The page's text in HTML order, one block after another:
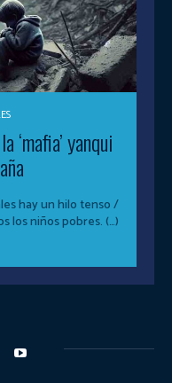
‘mafia’ yanqui
hay un hilo tenso /
los niños pobres. (…)